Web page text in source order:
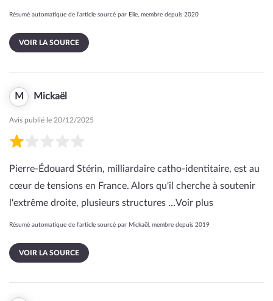
Résumé automatique de l’article sourcé par Elie, membre depuis 2020
VOIR LA SOURCE
M Mickaël
Avis publié le 20/12/2025
Pierre-Édouard Stérin, milliardaire catho-identitaire, est au
cœur de tensions en France. Alors qu'il cherche à soutenir
l'extrême droite, plusieurs structures …Voir plus
Résumé automatique de l’article sourcé par Mickaël, membre depuis 2019
VOIR LA SOURCE